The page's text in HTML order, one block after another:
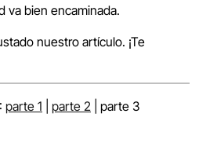
va bien encaminada.
nuestro artículo. ¡Te
parte 1 parte 2 | parte 3